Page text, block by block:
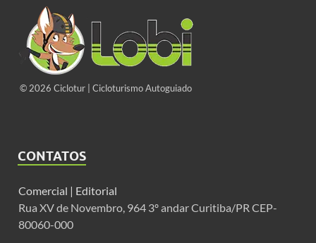
© 2026 Ciclotur | Cicloturismo Autoguiado
CONTATOS
Comercial | Editorial
Rua XV de Novembro, 964 3º andar Curitiba/PR CEP-
80060-000